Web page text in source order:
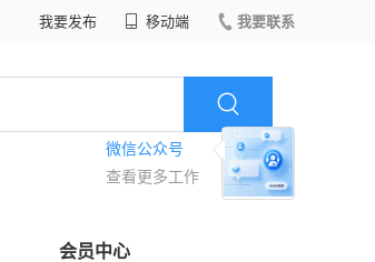
我要发布 移动端 我要联系
微信公众号
查看更多工作
会员中心